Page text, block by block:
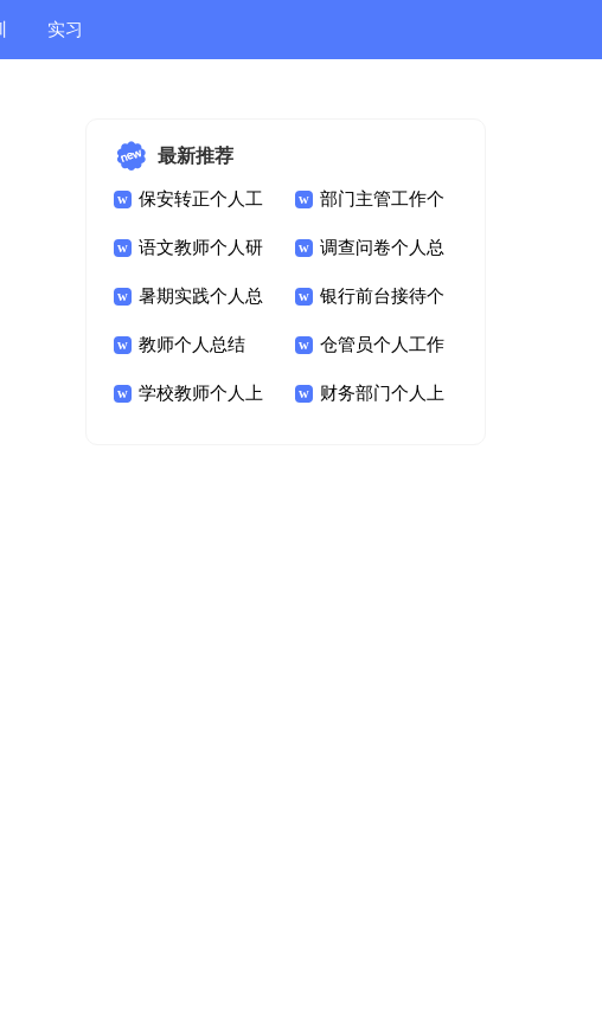
实习
最新推荐
保安转正个人工
作总结
部门主管工作个
人总结
语文教师个人研
修总结
调查问卷个人总
结
暑期实践个人总
结
银行前台接待个
人年终总结
教师个人总结 仓管员个人工作
总结优秀
学校教师个人上 财务部门个人上